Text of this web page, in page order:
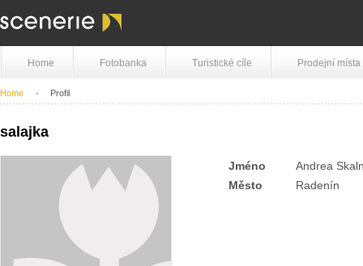
Home Fotobanka Turistické cíle Prodejní místa
Home Profil
salajka
Jméno
Andrea
Město
Radenín